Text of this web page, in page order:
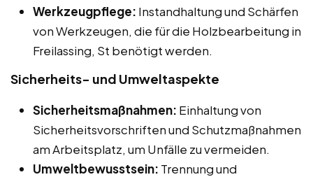
Werkzeugpflege: Instandhaltung und Schärfen
von Werkzeugen, die für die Holzbearbeitung in
Freilassing, St benötigt werden.
Sicherheits- und Umweltaspekte
Sicherheitsmaßnahmen: Einhaltung von
Sicherheitsvorschriften und Schutzmaßnahmen
am Arbeitsplatz, um Unfälle zu vermeiden.
Umweltbewusstsein: Trennung und